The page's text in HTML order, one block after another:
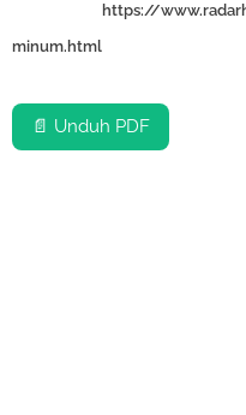
https://
minum.html
📄 Unduh PDF